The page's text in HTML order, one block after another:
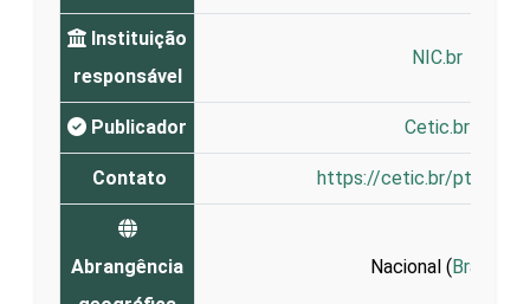
Instituição
responsável
NIC.br
Publicador Cetic.br
Contato https://cetic.br/pt/
Abrangência
Nacional (Brasil